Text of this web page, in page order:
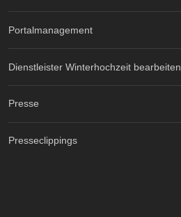
Portalmanagement
Dienstleister Winterhochzeit bearbeiten
Presse
Presseclippings